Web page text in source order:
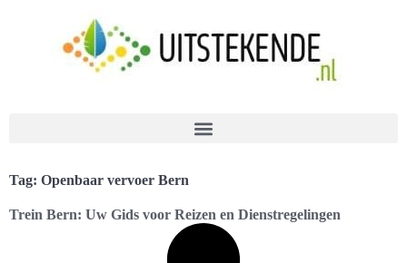
Tag: Openbaar vervoer Bern
Trein Bern: Uw Gids voor Reizen en Dienstregelingen